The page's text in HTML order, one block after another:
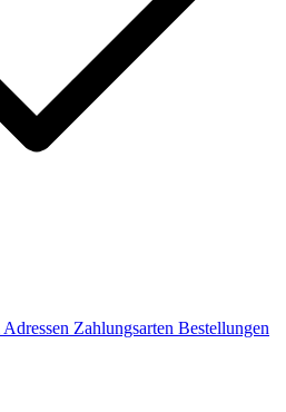
Adressen Zahlungsarten Bestellungen